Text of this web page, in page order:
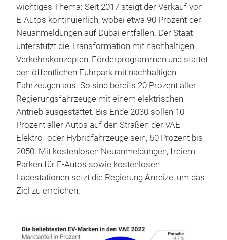
wichtiges Thema: Seit 2017 steigt der Verkauf von
E-Autos kontinuierlich, wobei etwa 90 Prozent der
Neuanmeldungen auf Dubai entfallen. Der Staat
unterstützt die Transformation mit nachhaltigen
Verkehrskonzepten, Förderprogrammen und stattet
den öffentlichen Fuhrpark mit nachhaltigen
Fahrzeugen aus. So sind bereits 20 Prozent aller
Regierungsfahrzeuge mit einem elektrischen
Antrieb ausgestattet. Bis Ende 2030 sollen 10
Prozent aller Autos auf den Straßen der VAE
Elektro- oder Hybridfahrzeuge sein, 50 Prozent bis
2050. Mit kostenlosen Neuanmeldungen, freiem
Parken für E-Autos sowie kostenlosen
Ladestationen setzt die Regierung Anreize, um das
Ziel zu erreichen.